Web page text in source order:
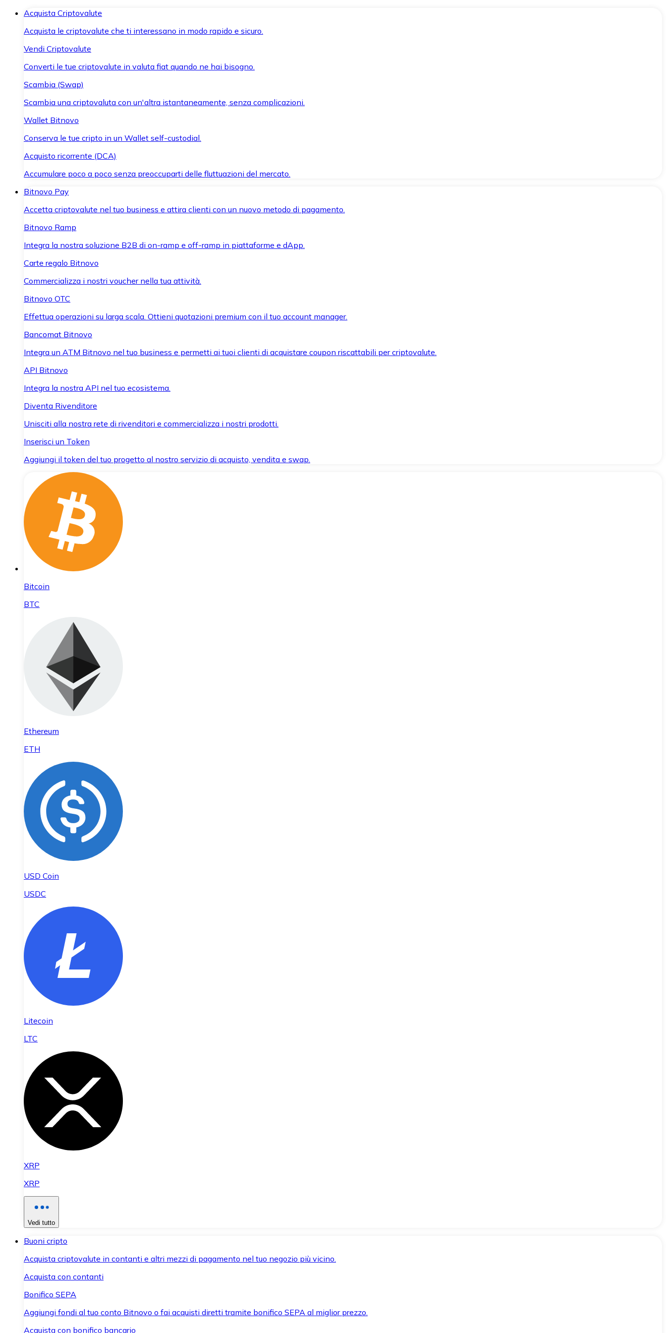
Acquista Criptovalute
Acquista le criptovalute che ti interessano in modo rapido e sicuro.
Vendi Criptovalute
Converti le tue criptovalute in valuta fiat quando ne hai bisogno.
Scambia (Swap)
Scambia una criptovaluta con un'altra istantaneamente, senza complicazioni.
Wallet Bitnovo
Conserva le tue cripto in un Wallet self-custodial.
Acquisto ricorrente (DCA)
Accumulare poco a poco senza preoccuparti delle fluttuazioni del mercato.
Bitnovo Pay
Accetta criptovalute nel tuo business e attira clienti con un nuovo metodo di pagamento.
Bitnovo Ramp
Integra la nostra soluzione B2B di on-ramp e off-ramp in piattaforme e dApp.
Carte regalo Bitnovo
Commercializza i nostri voucher nella tua attività.
Bitnovo OTC
Effettua operazioni su larga scala. Ottieni quotazioni premium con il tuo account manager.
Bancomat Bitnovo
Integra un ATM Bitnovo nel tuo business e permetti ai tuoi clienti di acquistare coupon riscattabili per criptovalute.
API Bitnovo
Integra la nostra API nel tuo ecosistema.
Diventa Rivenditore
Unisciti alla nostra rete di rivenditori e commercializza i nostri prodotti.
Inserisci un Token
Aggiungi il token del tuo progetto al nostro servizio di acquisto, vendita e swap.
Bitcoin
BTC
Ethereum
ETH
USD Coin
USDC
Litecoin
LTC
XRP
XRP
Vedi tutto
Buoni cripto
Acquista criptovalute in contanti e altri mezzi di pagamento nel tuo negozio più vicino.
Acquista con contanti
Bonifico SEPA
Aggiungi fondi al tuo conto Bitnovo o fai acquisti diretti tramite bonifico SEPA al miglior prezzo.
Acquista con bonifico bancario